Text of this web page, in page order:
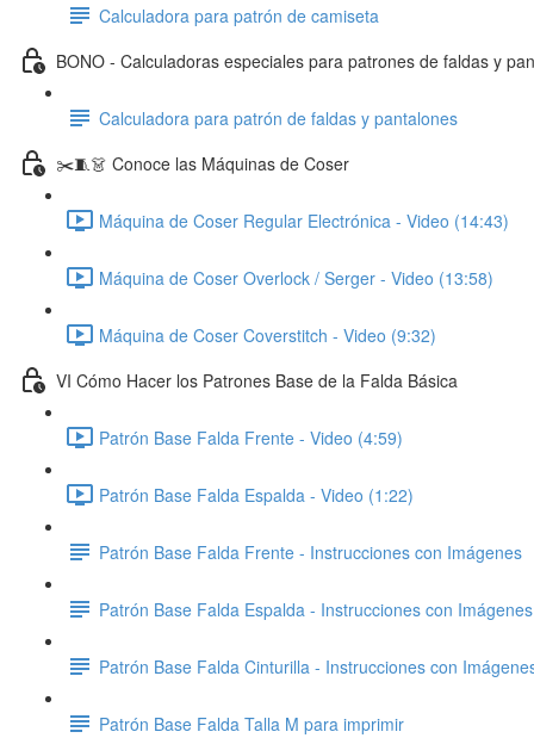
Calculadora para patrón de camiseta
BONO - Calculadoras especiales para patrones de faldas y
Calculadora para patrón de faldas y pantalones
✂️🧵👗 Conoce las Máquinas de Coser
Máquina de Coser Regular Electrónica - Video (14:43)
Máquina de Coser Overlock / Serger - Video (13:58)
Máquina de Coser Coverstitch - Video (9:32)
VI Cómo Hacer los Patrones Base de la Falda Básica
Patrón Base Falda Frente - Video (4:59)
Patrón Base Falda Espalda - Video (1:22)
Patrón Base Falda Frente - Instrucciones con Imágenes
Patrón Base Falda Espalda - Instrucciones con Imágenes
Patrón Base Falda Cinturilla - Instrucciones con
Patrón Base Falda Talla M para imprimir